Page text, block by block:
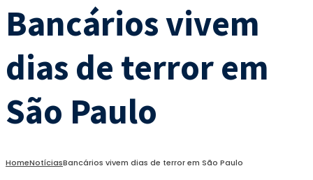
Bancários vivem
dias de terror em
São Paulo
HomeNotíciasBancários vivem dias de terror em São Paulo